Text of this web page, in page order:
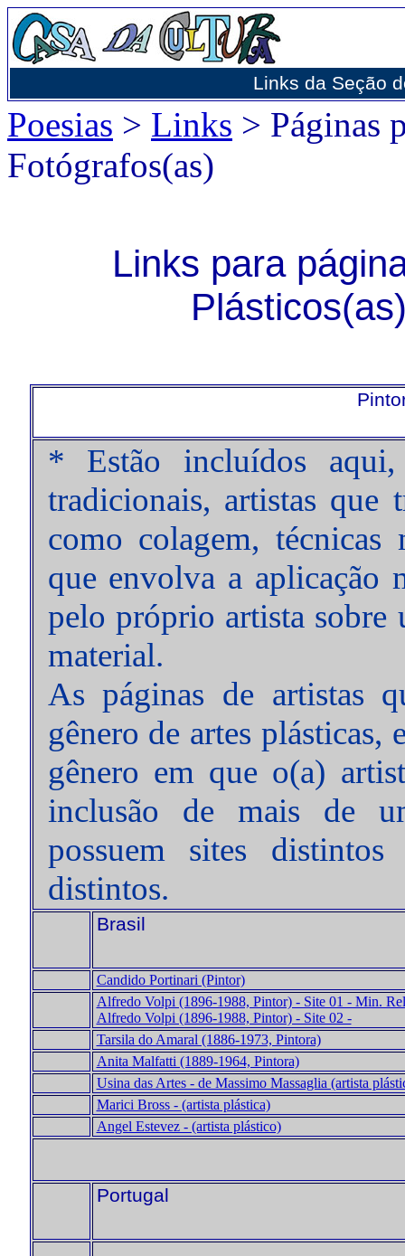
Links da Seção
Poesias > Links > Páginas
Fotógrafos(as)
Links para
* Estão incluídos
tradicionais, artistas que
como colagem, técnicas
que envolva a aplicação
pelo próprio artista sobre
material.
As páginas de artistas
gênero de artes
gênero em que o(a)
inclusão de mais de
possuem sites distintos
distintos.
Brasil
Candido Portinari (Pintor)
Alfredo Volpi (1896-1988, Pintor) - Site 01 - Min.
Alfredo Volpi (1896-1988, Pintor) - Site 02 -
Tarsila do Amaral (1886-1973, Pintora)
Anita Malfatti (1889-1964, Pintora)
Usina das Artes - de Massimo Massaglia (artista
Marici Bross - (artista plástica)
Angel Estevez - (artista plástico)
Portugal